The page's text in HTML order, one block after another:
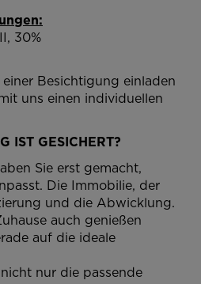
30%
Besichtigung einladen
uns einen individuellen
IST GESICHERT?
Sie erst gemacht,
Die Immobilie, der
und die Abwicklung.
auch genießen
auf die ideale
nur die passende